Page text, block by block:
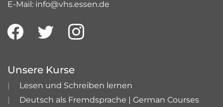
E-Mail: info@vhs.essen.de
Unsere Kurse
Lesen und Schreiben lernen
Deutsch als Fremdsprache | German Courses